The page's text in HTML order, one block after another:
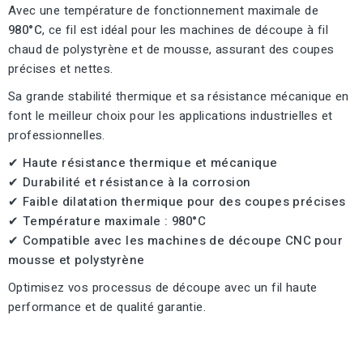
Avec une température de fonctionnement maximale de
980°C, ce fil est idéal pour les machines de découpe à fil
chaud de polystyrène et de mousse, assurant des coupes
précises et nettes.
Sa grande stabilité thermique et sa résistance mécanique en
font le meilleur choix pour les applications industrielles et
professionnelles.
✔ Haute résistance thermique et mécanique
✔ Durabilité et résistance à la corrosion
✔ Faible dilatation thermique pour des coupes précises
✔ Température maximale : 980°C
✔ Compatible avec les machines de découpe CNC pour
mousse et polystyrène
Optimisez vos processus de découpe avec un fil haute
performance et de qualité garantie.